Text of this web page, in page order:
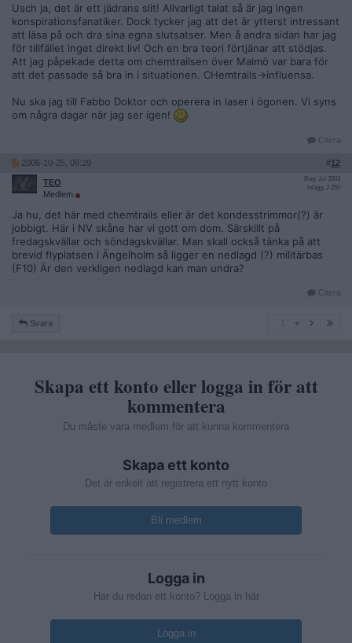
Usch ja, det är ett jädrans slit! Allvarligt talat så är jag ingen
konspirationsfanatiker. Dock tycker jag att det är ytterst intressant
att läsa på och dra sina egna slutsatser. Men å andra sidan har jag
för tillfället inget direkt liv! Och en bra teori förtjänar att stödjas.
Att jag påpekade detta om chemtrailsen över Malmö var bara för
att det passade så bra in i situationen. CHemtrails->influensa.
Nu ska jag till Fabbo Doktor och operera in laser i ögonen. Vi syns
om några dagar när jag ser igen!
Citera
2006-10-25, 08:29 #12
TEO
Medlem
Reg: Jul 2003
Inlägg: 2 250
Ja hu, det här med chemtrails eller är det kondesstrimmor(?) är
jobbigt. Här i NV skåne har vi gott om dom. Särskillt på
fredagskvällar och söndagskvällar. Man skall också tänka på att
brevid flyplatsen i Ängelholm så ligger en nedlagd (?) militärbas
(F10) Är den verkligen nedlagd kan man undra?
Citera
Svara
Skapa ett konto eller logga in för att
kommentera
Du måste vara medlem för att kunna kommentera
Skapa ett konto
Det är enkelt att registrera ett nytt konto
Bli medlem
Logga in
Har du redan ett konto? Logga in här
Logga in